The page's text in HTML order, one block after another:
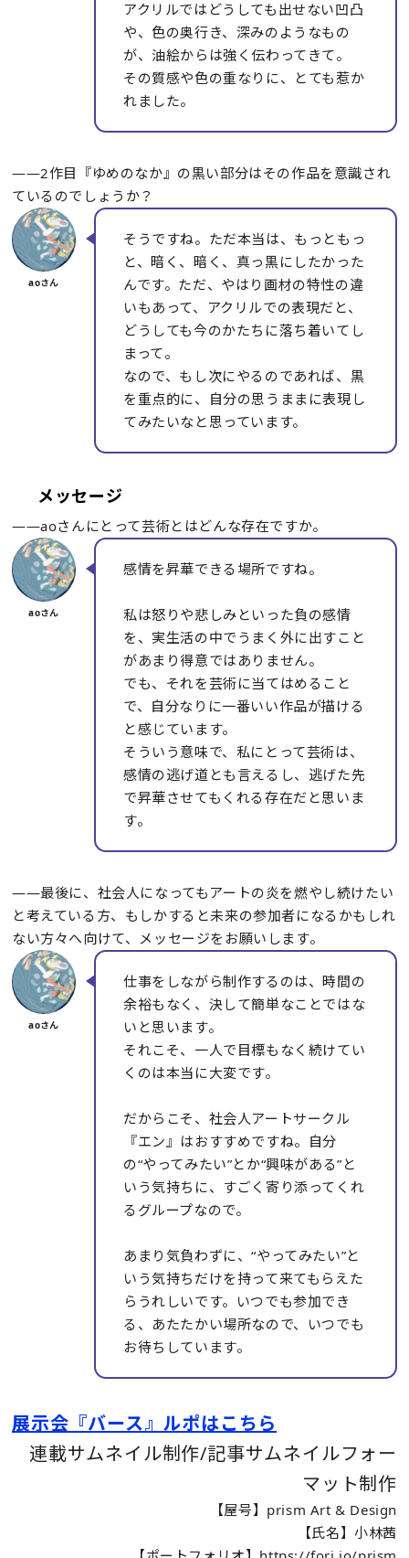
アクリルではどうしても出せない凹凸
や、色の奥行き、深みのようなもの
が、油絵からは強く伝わってきて。
その質感や色の重なりに、とても惹か
れました。
――2作目『ゆめのなか』の黒い部分はその作品を意識され
ているのでしょうか？
そうですね。ただ本当は、もっともっ
と、暗く、暗く、真っ黒にしたかった
んです。ただ、やはり画材の特性の違
いもあって、アクリルでの表現だと、
どうしても今のかたちに落ち着いてし
まって。
なので、もし次にやるのであれば、黒
を重点的に、自分の思うままに表現し
てみたいなと思っています。
メッセージ
――aoさんにとって芸術とはどんな存在ですか。
感情を昇華できる場所ですね。
私は怒りや悲しみといった負の感情
を、実生活の中でうまく外に出すこと
があまり得意ではありません。
でも、それを芸術に当てはめること
で、自分なりに一番いい作品が描ける
と感じています。
そういう意味で、私にとって芸術は、
感情の逃げ道とも言えるし、逃げた先
で昇華させてもくれる存在だと思いま
す。
――最後に、社会人になってもアートの炎を燃やし続けたい
と考えている方、もしかすると未来の参加者になるかもしれ
ない方々へ向けて、メッセージをお願いします。
仕事をしながら制作するのは、時間の
余裕もなく、決して簡単なことではな
いと思います。
それこそ、一人で目標もなく続けてい
くのは本当に大変です。
だからこそ、社会人アートサークル
『エン』はおすすめですね。自分
の“やってみたい”とか“興味がある”と
いう気持ちに、すごく寄り添ってくれ
るグループなので。
あまり気負わずに、“やってみたい”と
いう気持ちだけを持って来てもらえた
らうれしいです。いつでも参加でき
る、あたたかい場所なので、いつでも
お待ちしています。
展示会『バース』ルポはこちら
連載サムネイル制作/記事サムネイルフォー
マット制作​
【屋号】prism Art & Design
【氏名】小林茜